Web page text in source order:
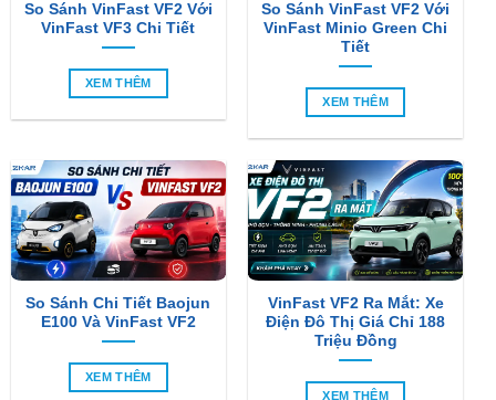
So Sánh VinFast VF2 Với
VinFast VF3 Chi Tiết
XEM THÊM
So Sánh VinFast VF2 Với
VinFast Minio Green Chi
Tiết
XEM THÊM
So Sánh Chi Tiết Baojun
E100 Và VinFast VF2
XEM THÊM
VinFast VF2 Ra Mắt: Xe
Điện Đô Thị Giá Chỉ 188
Triệu Đồng
XEM THÊM